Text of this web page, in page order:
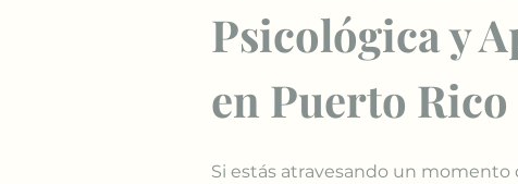
Psicológica y
en Puerto Rico
Si estás atravesando un momento